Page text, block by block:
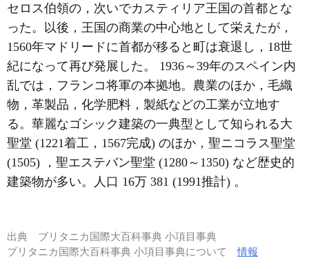
セロス伯領の，次いでカスティリア王国の首都とな
った。以後，王国の商業の中心地として栄えたが，
1560年マドリードに首都が移ると町は衰退し，18世
紀になって再び発展した。 1936～39年のスペイン内
乱では，フランコ将軍の本拠地。農業のほか，毛織
物，革製品，化学肥料，製紙などの工業が立地す
る。華麗なゴシック建築の一典型として知られる大
聖堂 (1221着工，1567完成) のほか，聖ニコラス聖堂
(1505) ，聖エステバン聖堂 (1280～1350) など歴史的
建築物が多い。人口 16万 381 (1991推計) 。
出典 ブリタニカ国際大百科事典 小項目事典
ブリタニカ国際大百科事典 小項目事典について情報